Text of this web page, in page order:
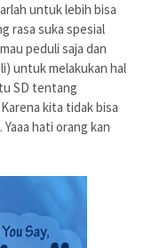
untuk lebih bisa
rasa suka spesial
peduli saja dan
untuk melakukan hal
SD tentang
kita tidak bisa
hati orang kan